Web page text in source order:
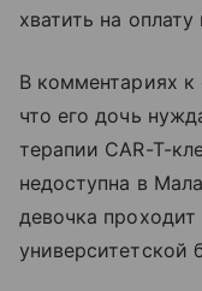
хватить на
В комментариях к
что его дочь
терапии CAR-T-
недоступна в
девочка
университетской